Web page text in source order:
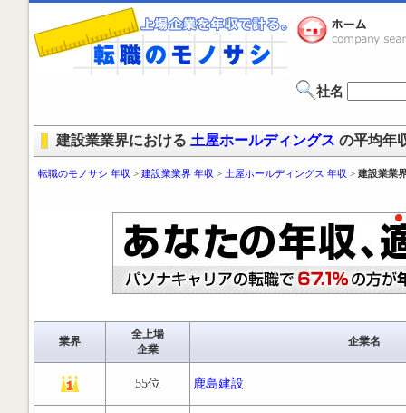
社名
建設業業界における 土屋ホールディングス の平均年
転職のモノサシ 年収 > 建設業業界 年収 > 土屋ホールディングス 年収 > 建設業業
業界
全上場
企業
企業名
55位 鹿島建設